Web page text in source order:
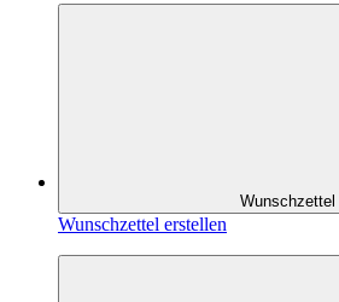
Wunschzettel
Wunschzettel erstellen